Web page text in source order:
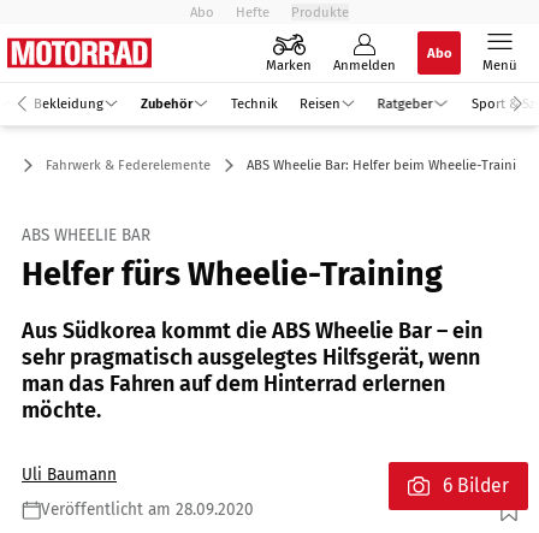
Abo Hefte Produkte
Marken Anmelden
Abo
Menü
Bekleidung Zubehör Technik Reisen Ratgeber Sport &
Fahrwerk & Federelemente ABS Wheelie Bar: Helfer beim Wheelie-Training
ABS WHEELIE BAR
Helfer fürs Wheelie-Training
Aus Südkorea kommt die ABS Wheelie Bar – ein
sehr pragmatisch ausgelegtes Hilfsgerät, wenn
man das Fahren auf dem Hinterrad erlernen
möchte.
Uli Baumann
Veröffentlicht am 28.09.2020
Foto: SB Moto
6 Bilder